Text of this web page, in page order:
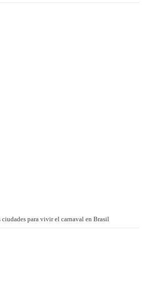
ciudades para vivir el carnaval en Brasil